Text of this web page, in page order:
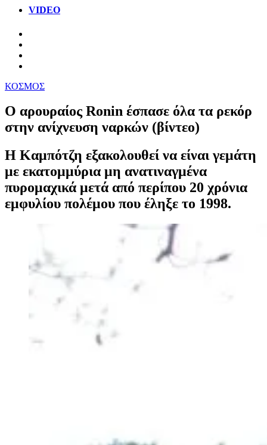
VIDEO
ΚΟΣΜΟΣ
Ο αρουραίος Ronin έσπασε όλα τα ρεκόρ
στην ανίχνευση ναρκών (βίντεο)
Η Καμπότζη εξακολουθεί να είναι γεμάτη
με εκατομμύρια μη ανατιναγμένα
πυρομαχικά μετά από περίπου 20 χρόνια
εμφυλίου πολέμου που έληξε το 1998.